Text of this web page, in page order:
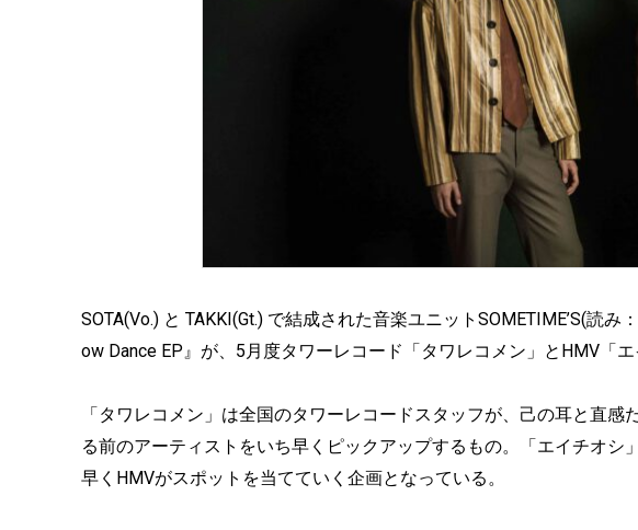
SOTA(Vo.) と TAKKI(Gt.) で結成された音楽ユニットSOMETIME’S(読
ow Dance EP』が、5月度タワーレコード「タワレコメン」とHMV「エ
「タワレコメン」は全国のタワーレコードスタッフが、己の耳と直
る前のアーティストをいち早くピックアップするもの。「エイチオシ
早くHMVがスポットを当てていく企画となっている。